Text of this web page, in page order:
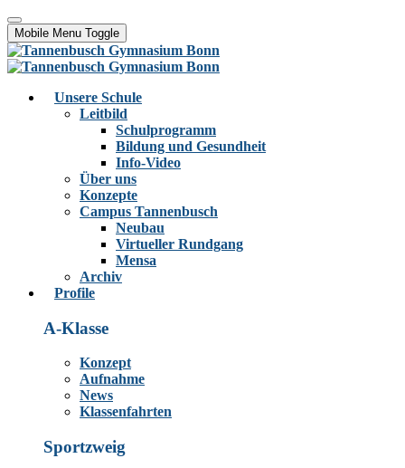
Mobile Menu Toggle
Unsere Schule
Leitbild
Schulprogramm
Bildung und Gesundheit
Info-Video
Über uns
Konzepte
Campus Tannenbusch
Neubau
Virtueller Rundgang
Mensa
Archiv
Profile
A-Klasse
Konzept
Aufnahme
News
Klassenfahrten
Sportzweig